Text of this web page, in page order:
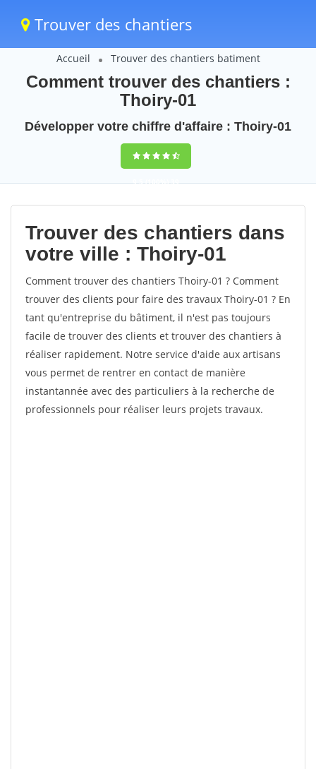
Trouver des chantiers
Accueil Trouver des chantiers batiment
Comment trouver des chantiers :
Thoiry-01
Développer votre chiffre d'affaire : Thoiry-01
9,5(100%)39
votes
Trouver des chantiers dans
votre ville : Thoiry-01
Comment trouver des chantiers Thoiry-01 ? Comment
trouver des clients pour faire des travaux Thoiry-01 ? En
tant qu'entreprise du bâtiment, il n'est pas toujours
facile de trouver des clients et trouver des chantiers à
réaliser rapidement. Notre service d'aide aux artisans
vous permet de rentrer en contact de manière
instantannée avec des particuliers à la recherche de
professionnels pour réaliser leurs projets travaux.